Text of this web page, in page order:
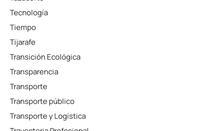
Tecnología
Tiempo
Tijarafe
Transición Ecológica
Transparencia
Transporte
Transporte público
Transporte y Logística